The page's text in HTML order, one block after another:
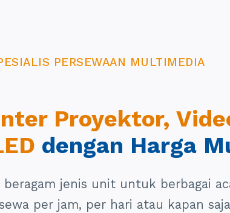
PERSEWAAN MULTIMEDIA
Proyektor,
dengan Harga
beragam jenis unit untuk berbagai
per jam, per hari atau kapan